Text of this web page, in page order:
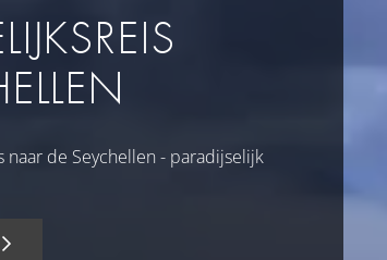
naar de Seychellen - paradijselijk